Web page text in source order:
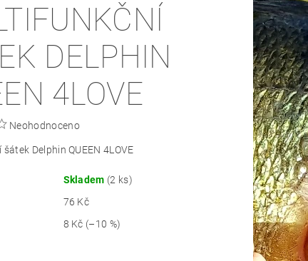
DELPHIN
4LOVE
Neohodnoceno
Delphin QUEEN 4LOVE
Skladem (2 ks)
76 Kč
8 Kč (–10 %)